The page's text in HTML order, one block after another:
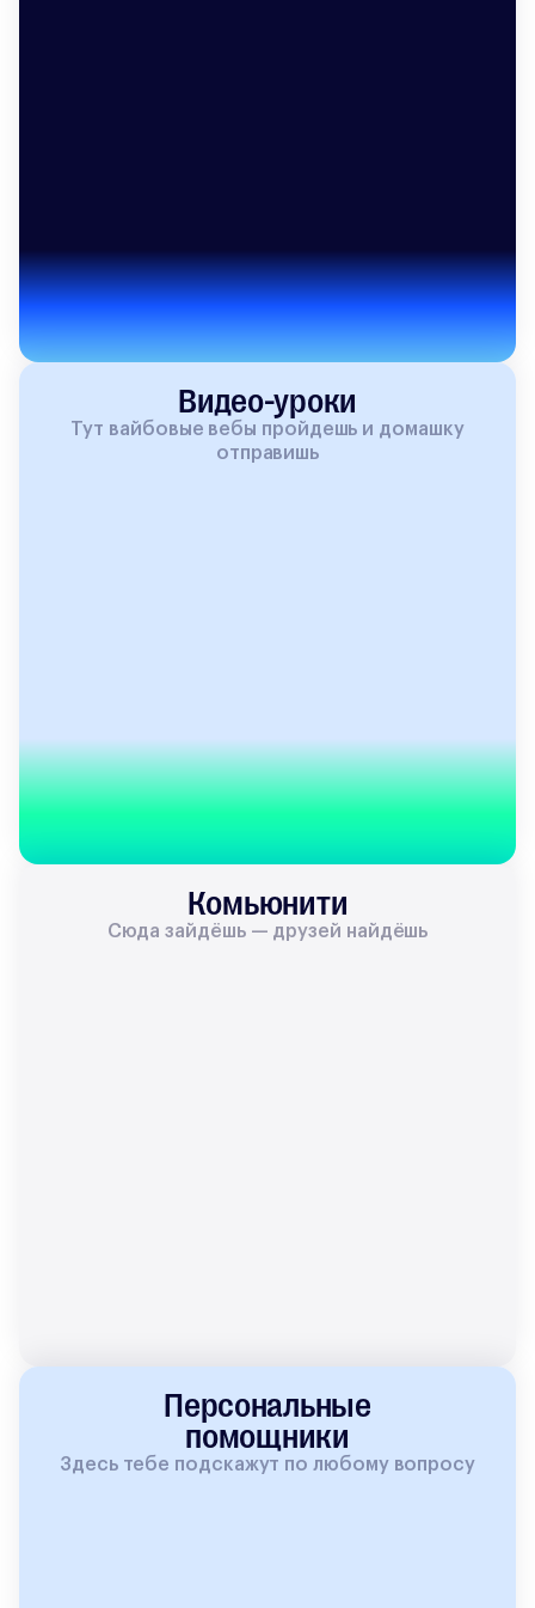
Видео-уроки
Тут вайбовые вебы пройдешь и домашку
отправишь
Комьюнити
Сюда зайдёшь — друзей найдёшь
Персональные
помощники
Здесь тебе подскажут по любому вопросу